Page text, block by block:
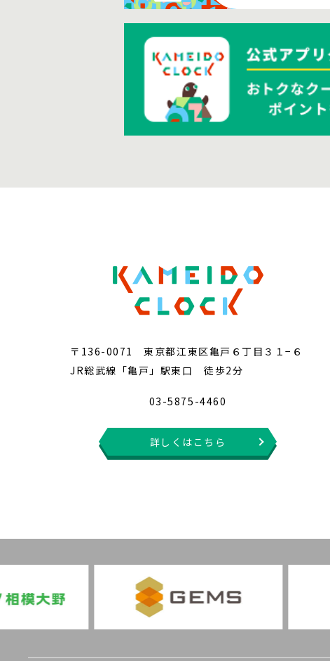
〒136-0071 東京都江東区亀戸６丁目３１−６
JR総武線「亀戸」駅東口 徒歩2分
03-5875-4460
詳しくはこちら